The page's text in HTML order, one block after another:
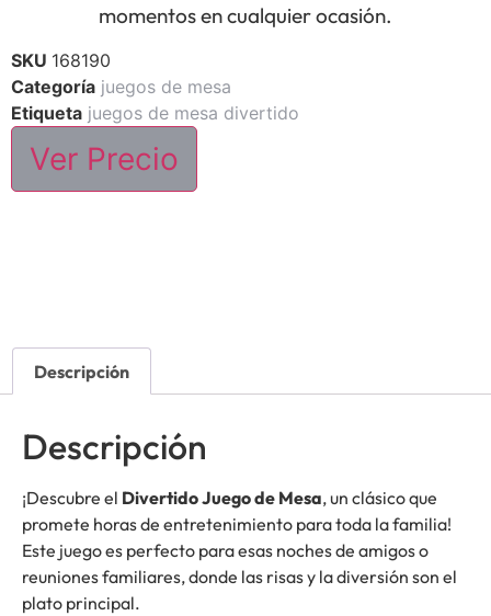
momentos en cualquier ocasión.
SKU 168190
Categoría juegos de mesa
Etiqueta juegos de mesa divertido
Ver Precio
Descripción
Descripción
¡Descubre el Divertido Juego de Mesa, un clásico que
promete horas de entretenimiento para toda la familia!
Este juego es perfecto para esas noches de amigos o
reuniones familiares, donde las risas y la diversión son el
plato principal.